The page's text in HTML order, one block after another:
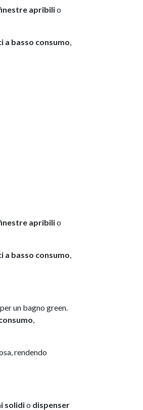
apribilio
basso consumo
apribilio
basso consumo
un bagno green.
rendendo
solidio dispenser